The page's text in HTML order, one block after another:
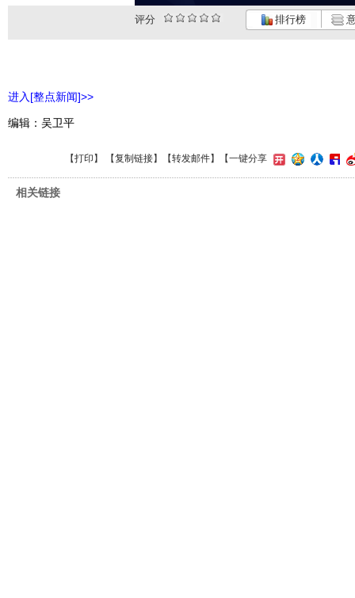
评分 排行榜
进入[整点新闻]>>
编辑：吴卫平
【打印 】 【复制链接】【转发邮件】 【一键分享
相关链接